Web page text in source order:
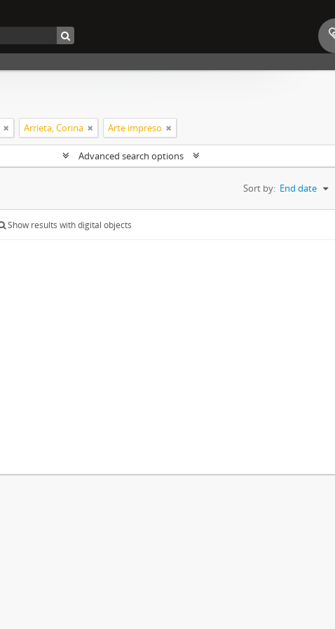
Arrieta, Corina Arte impreso
Advanced search options
Sort by: End date
Show results with digital objects